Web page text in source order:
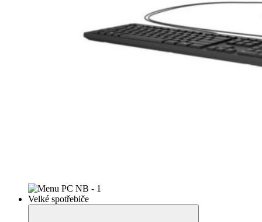
Velké spotřebiče